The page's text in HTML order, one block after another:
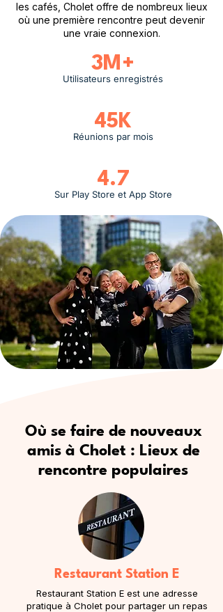
les cafés, Cholet offre de nombreux lieux
où une première rencontre peut devenir
une vraie connexion.
3M+
Utilisateurs enregistrés
45K
Réunions par mois
4.7
Sur Play Store et App Store
Où se faire de nouveaux
amis à Cholet : Lieux de
rencontre populaires
Restaurant Station E
Restaurant Station E est une adresse
pratique à Cholet pour partager un repas